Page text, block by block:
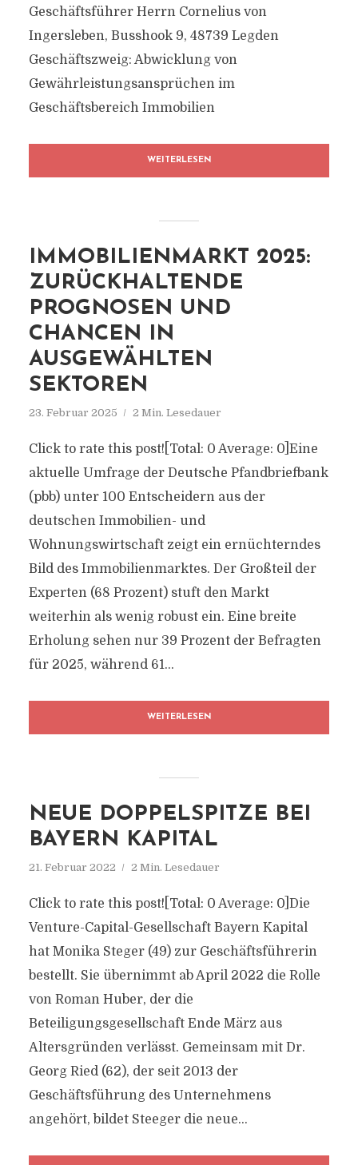
Geschäftsführer Herrn Cornelius von
Ingersleben, Busshook 9, 48739 Legden
Geschäftszweig: Abwicklung von
Gewährleistungsansprüchen im
Geschäftsbereich Immobilien
WEITERLESEN
IMMOBILIENMARKT 2025:
ZURÜCKHALTENDE
PROGNOSEN UND
CHANCEN IN
AUSGEWÄHLTEN
SEKTOREN
23. Februar 2025 2 Min. Lesedauer
Click to rate this post![Total: 0 Average: 0]Eine
aktuelle Umfrage der Deutsche Pfandbriefbank
(pbb) unter 100 Entscheidern aus der
deutschen Immobilien- und
Wohnungswirtschaft zeigt ein ernüchterndes
Bild des Immobilienmarktes. Der Großteil der
Experten (68 Prozent) stuft den Markt
weiterhin als wenig robust ein. Eine breite
Erholung sehen nur 39 Prozent der Befragten
für 2025, während 61...
WEITERLESEN
NEUE DOPPELSPITZE BEI
BAYERN KAPITAL
21. Februar 2022 2 Min. Lesedauer
Click to rate this post![Total: 0 Average: 0]Die
Venture-Capital-Gesellschaft Bayern Kapital
hat Monika Steger (49) zur Geschäftsführerin
bestellt. Sie übernimmt ab April 2022 die Rolle
von Roman Huber, der die
Beteiligungsgesellschaft Ende März aus
Altersgründen verlässt. Gemeinsam mit Dr.
Georg Ried (62), der seit 2013 der
Geschäftsführung des Unternehmens
angehört, bildet Steeger die neue...